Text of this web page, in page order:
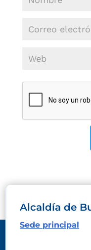
Alcaldía de
Sede principal